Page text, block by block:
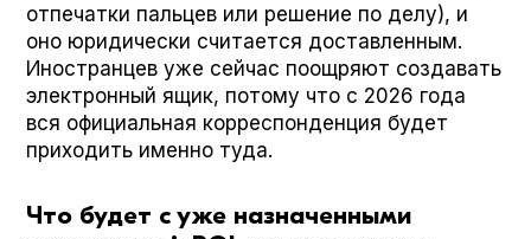
отпечатки пальцев или решение по делу), и
оно юридически считается доставленным.
Иностранцев уже сейчас поощряют создавать
электронный ящик, потому что с 2026 года
вся официальная корреспонденция будет
приходить именно туда.
Что будет с уже назначенными